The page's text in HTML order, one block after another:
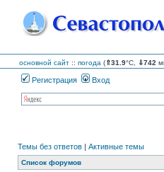
основной сайт :: погода (⇑31.9°C, ⇓742
Регистрация Вход
Темы без ответов | Активные темы
Список форумов